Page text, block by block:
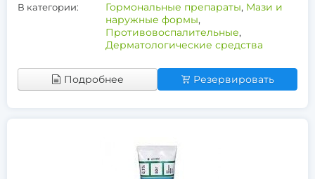
В категории: Гормональные препараты, Мази и
наружные формы,
Противовоспалительные,
Дерматологические средства
Подробнее Резервировать